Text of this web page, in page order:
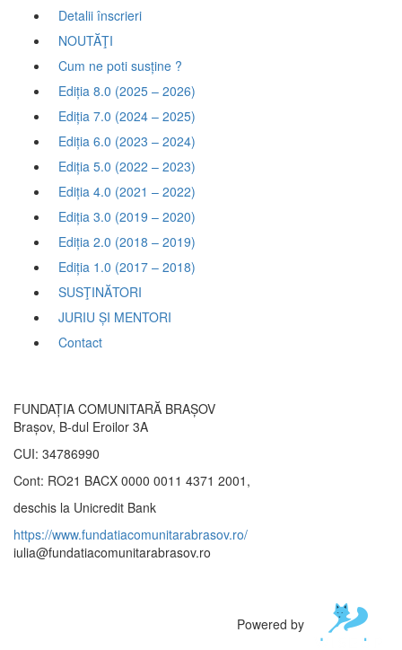
Detalii înscrieri
NOUTĂŢI
Cum ne poti susține ?
Ediția 8.0 (2025 – 2026)
Ediția 7.0 (2024 – 2025)
Ediția 6.0 (2023 – 2024)
Ediția 5.0 (2022 – 2023)
Ediția 4.0 (2021 – 2022)
Ediția 3.0 (2019 – 2020)
Ediția 2.0 (2018 – 2019)
Ediția 1.0 (2017 – 2018)
SUSŢINĂTORI
JURIU ȘI MENTORI
Contact
FUNDAȚIA COMUNITARĂ BRAȘOV
Brașov, B-dul Eroilor 3A
CUI: 34786990
Cont: RO21 BACX 0000 0011 4371 2001,
deschis la Unicredit Bank
https://www.fundatiacomunitarabrasov.ro/
iulia@fundatiacomunitarabrasov.ro
Powered by